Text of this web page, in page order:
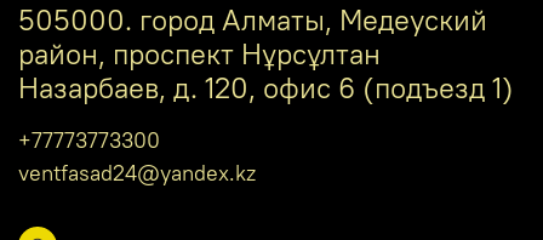
505000. город Алматы, Медеуский
район, проспект Нұрсұлтан
Назарбаев, д. 120, офис 6 (подъезд 1)
+77773773300
ventfasad24@yandex.kz